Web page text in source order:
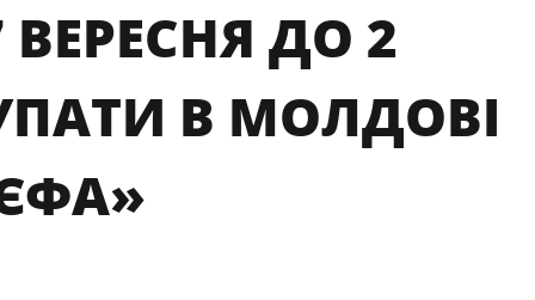
ВЕРЕСНЯ ДО 2
В МОЛДОВІ